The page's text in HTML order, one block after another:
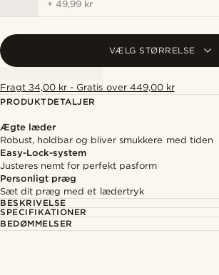
+49,99 kr
VÆLG STØRRELSE
Fragt 34,00 kr - Gratis over 449,00 kr
PRODUKTDETALJER
Ægte læder
Robust, holdbar og bliver smukkere med tiden
Easy-Lock-system
Justeres nemt for perfekt pasform
Personligt præg
Sæt dit præg med et lædertryk
BESKRIVELSE
SPECIFIKATIONER
BEDØMMELSER